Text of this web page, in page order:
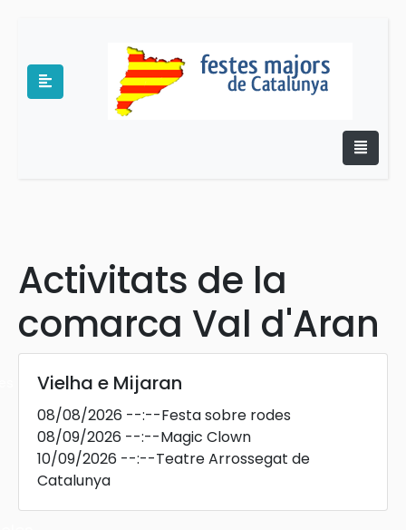
Activitats de la
comarca Val d'Aran
Vielha e Mijaran
08/08/2026 --:--Festa sobre rodes
08/09/2026 --:--Magic Clown
10/09/2026 --:--Teatre Arrossegat de
Catalunya